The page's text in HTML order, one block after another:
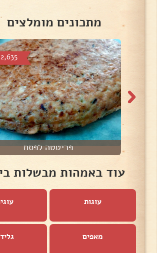
מתכונים מומלצים
12,635
פריטטה לפסח
עוד באמהות מבשלות
עוגות
מאפים